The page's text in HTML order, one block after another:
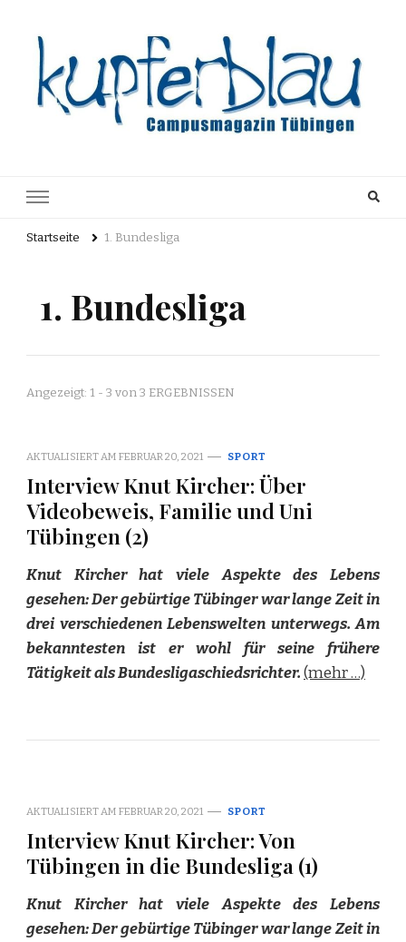
Archiv
Startseite 1. Bundesliga
1. Bundesliga
Angezeigt: 1 - 3 von 3 ERGEBNISSEN
AKTUALISIERT AM FEBRUAR 20, 2021 SPORT
Interview Knut Kircher: Über
Videobeweis, Familie und Uni
Tübingen (2)
Knut Kircher hat viele Aspekte des Lebens
gesehen: Der gebürtige Tübinger war lange Zeit in
drei verschiedenen Lebenswelten unterwegs. Am
bekanntesten ist er wohl für seine frühere
Tätigkeit als Bundesligaschiedsrichter.(mehr …)
AKTUALISIERT AM FEBRUAR 20, 2021 SPORT
Interview Knut Kircher: Von
Tübingen in die Bundesliga (1)
Knut Kircher hat viele Aspekte des Lebens
gesehen: Der gebürtige Tübinger war lange Zeit in